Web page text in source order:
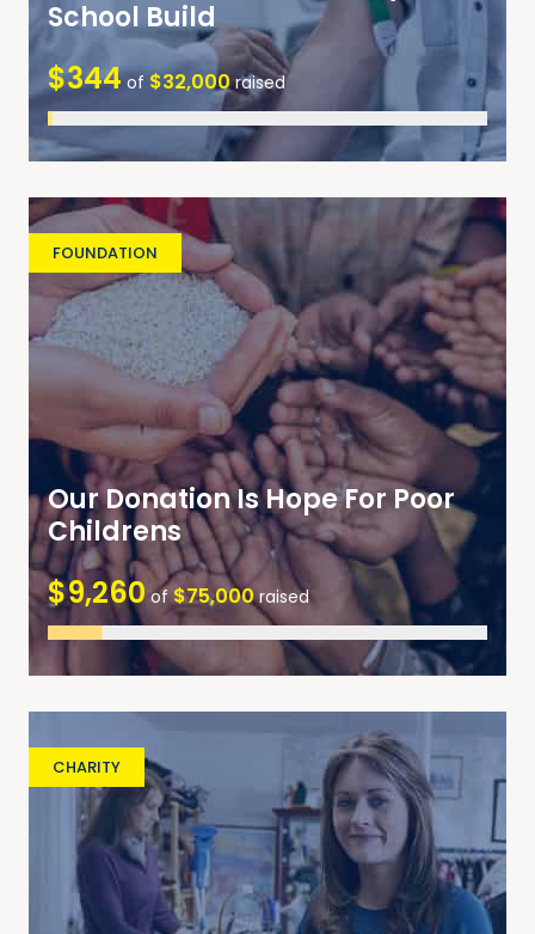
School Build
$344 of $32,000raised
FOUNDATION
Our Donation Is Hope For Poor
Childrens
$9,260of$75,000raised
CHARITY